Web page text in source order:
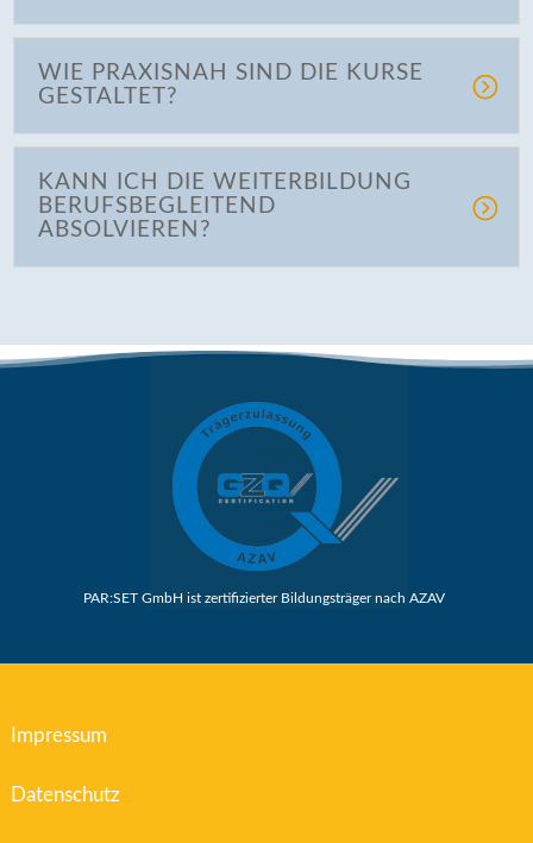
WIE PRAXISNAH SIND DIE KURSE
GESTALTET?
KANN ICH DIE WEITERBILDUNG
BERUFSBEGLEITEND
ABSOLVIEREN?
PAR:SET GmbH ist zertifizierter Bildungsträger nach AZAV
Impressum
Datenschutz